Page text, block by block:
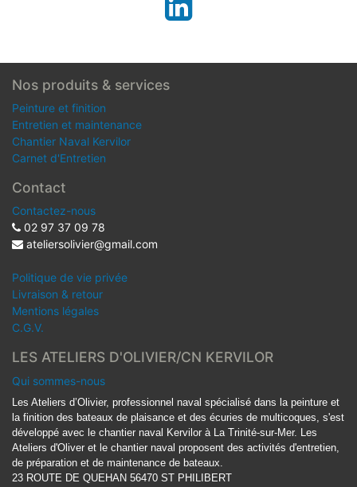
Nos produits & services
Peinture et finition
Entretien et maintenance
Chantier Naval Kervilor
Carnet d'Entretien
Contact
Contactez-nous
02 97 37 09 78
ateliersolivier@gmail.com
Politique de vie privée
Livraison & retour
Mentions légales
C.G.V.
LES ATELIERS D'OLIVIER/CN KERVILOR
Qui sommes-nous
Les Ateliers d’Olivier, professionnel naval spécialisé dans la peinture et
la finition des bateaux de plaisance et des écuries de multicoques, s'est
développé avec le chantier naval Kervilor à La Trinité-sur-Mer. Les
Ateliers d'Oliver et le chantier naval proposent des activités d'entretien,
de préparation et de maintenance de bateaux.
23 ROUTE DE QUEHAN 56470 ST PHILIBERT